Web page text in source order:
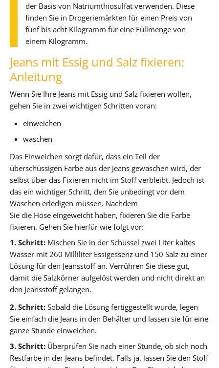
der Basis von Natriumthiosulfat verwenden. Diese
finden Sie in Drogeriemärkten für einen Preis von
fünf bis acht Kilogramm für eine Füllmenge von
einem Kilogramm.
Jeans mit Essig und Salz fixieren:
Anleitung
Wenn Sie Ihre Jeans mit Essig und Salz fixieren wollen,
gehen Sie in zwei wichtigen Schritten voran:
einweichen
waschen
Das Einweichen sorgt dafür, dass ein Teil der
überschüssigen Farbe aus der Jeans gewaschen wird, der
selbst über das Fixieren nicht im Stoff verbleibt. Jedoch ist
das ein wichtiger Schritt, den Sie unbedingt vor dem
Waschen erledigen müssen. Nachdem
Sie die Hose eingeweicht haben, fixieren Sie die Farbe
fixieren. Gehen Sie hierfür wie folgt vor:
1. Schritt: Mischen Sie in der Schüssel zwei Liter kaltes
Wasser mit 260 Milliliter Essigessenz und 150 Salz zu einer
Lösung für den Jeansstoff an. Verrühren Sie diese gut,
damit die Salzkörner aufgelöst werden und nicht direkt an
den Jeansstoff gelangen.
2. Schritt: Sobald die Lösung fertiggestellt wurde, legen
Sie einfach die Jeans in den Behälter und lassen sie für eine
ganze Stunde einweichen.
3. Schritt: Überprüfen Sie nach einer Stunde, ob sich noch
Restfarbe in der Jeans befindet. Falls ja, lassen Sie den Stoff